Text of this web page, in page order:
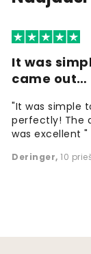
It was
came out…
"It was simple
perfectly! The
was excellent "
Deringer, 10